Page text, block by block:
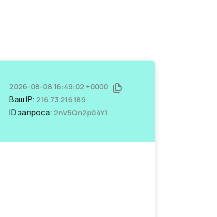
2026-08-08 16:49:02 +0000
Ваш IP:216.73.216.189
ID запроса:2nV5Qn2p04Y1